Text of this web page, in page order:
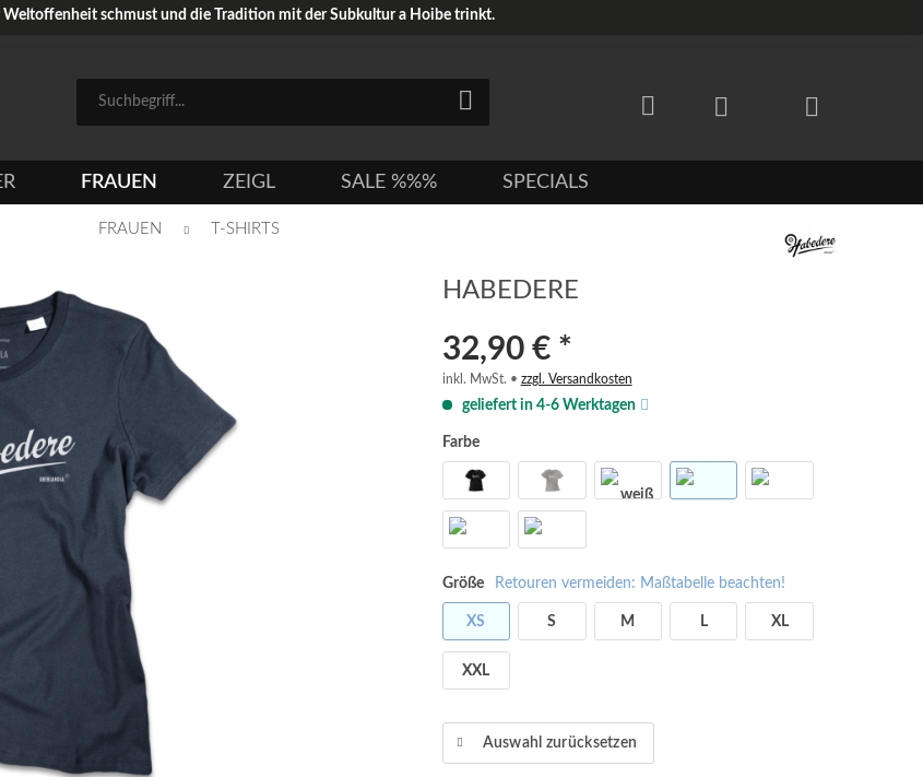
Weltoffenheit schmust und die Tradition mit der Subkultur a Hoibe trinkt.
FRAUEN ZEIGL SALE %%% SPECIALS
FRAUEN T-SHIRTS
HABEDERE
32,90 € *
inkl. MwSt. • zzgl. Versandkosten
geliefert in 4-6 Werktagen
Farbe
Größe Retouren vermeiden: Maßtabelle beachten!
XS S M L XL
XXL
Auswahl zurücksetzen